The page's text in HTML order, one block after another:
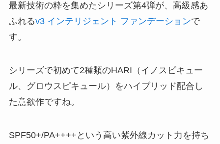
最新技術の粋を集めたシリーズ第4弾が、高級感あ
ふれるv3 インテリジェント ファンデーションで
す。
シリーズで初めて2種類のHARI（イノスピキュー
ル、グロウスピキュール）をハイブリッド配合し
た意欲作ですね。
SPF50+/PA++++という高い紫外線カット力を持ち